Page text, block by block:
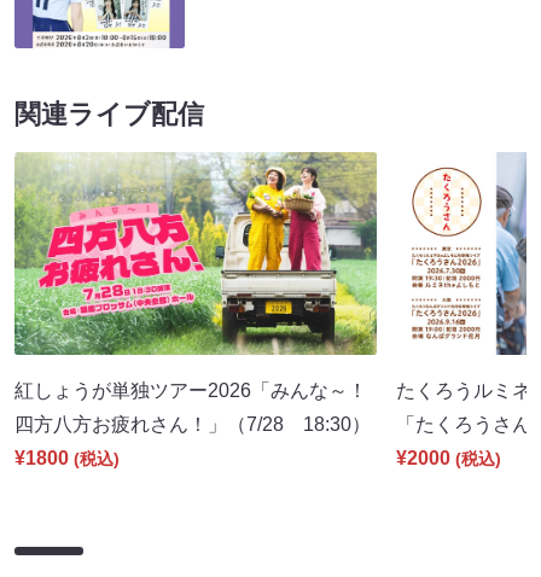
関連ライブ配信
紅しょうが単独ツアー2026「みんな～！
四方八方お疲れさん！」（7/28 18:30）
¥1800 (税込)
たくろうルミネ
「たくろうさ
¥2000 (税込)